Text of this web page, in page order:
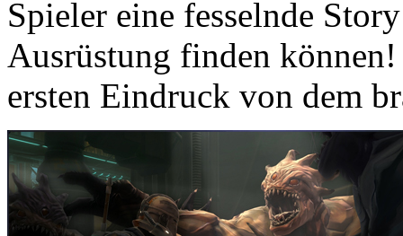
Spieler eine fesselnde
Ausrüstung finden
ersten Eindruck von dem